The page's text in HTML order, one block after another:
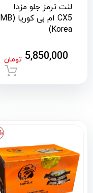
لنت ترمز جلو مزدا
CX5 ام بی کوریا (MB
Korea)
5,850,000 تومان